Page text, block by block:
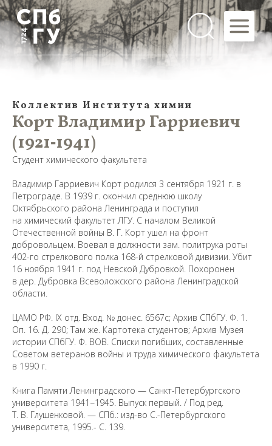
Коллектив Института химии
Корт Владимир Гарриевич
(1921‑1941)
Студент химического факультета
Владимир Гарриевич Корт родился 3 сентября 1921 г. в
Петрограде. В 1939 г. окончил среднюю школу
Октябрьского района Ленинграда и поступил
на химический факультет ЛГУ. С началом Великой
Отечественной войны В. Г. Корт ушел на фронт
добровольцем. Воевал в должности зам. политрука роты
402-го стрелкового полка 168-й стрелковой дивизии. Убит
16 ноября 1941 г. под Невской Дубровкой. Похоронен
в дер. Дубровка Всеволожского района Ленинградской
области.
ЦАМО РФ. IX отд. Вход. № донес. 6567с; Архив СПбГУ. Ф. 1.
Оп. 16. Д. 290; Там же. Картотека студентов; Архив Музея
истории СПбГУ. Ф. ВОВ. Списки погибших, составленные
Советом ветеранов войны и труда химического факультета
в 1990 г.
Книга Памяти Ленинградского — Санкт-Петербургского
университета 1941−1945. Выпуск первый. / Под ред.
Т. В. Глушенковой. — СПб.: изд-во С.-Петербургского
университета, 1995.- С. 139.
Предложить
дополнения к материалу
Уважаемые универсанты и гости! Если
вы заметили неточность в опубликованных